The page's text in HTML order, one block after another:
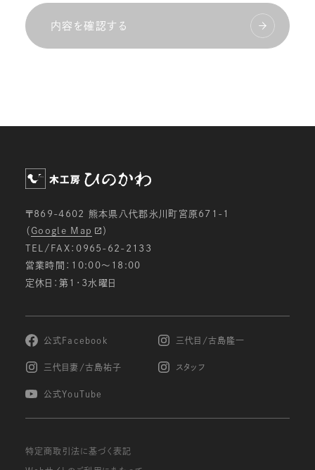
ざん・漏洩などを防止するため、セキュリティシステム
の維持・管理体制の整備・社員教育の徹底等の必要
な措置を講じ、安全対策を実施し個人情報の厳重な
メールマガジン等の配信、セミナーやイベントのご
電子メールでの問い合わせへの対応のため。
ご注文いただいた商品の発送のため。
お申し込みいただいたサービス等の提供のため。
個人情報の第三者への開示・提供の禁止
管理し、次のいずれかに該当する場合を除き、個人
情報を第三者に開示致しません。
お客様が希望されるサービスを行なうために当社
当社は、個人情報の正確性及び安全性確保のため
内容を確認する
〒869-4602 熊本県八代郡氷川町宮原671-1
（ Google Map
）
TEL/FAX：0965-62-2133
営業時間：10:00〜18:00
定休日：第1・3水曜日
公式Facebook 三代目/古島隆一
三代目妻/古島祐子 スタッフ
公式YouTube
特定商取引法に基づく表記